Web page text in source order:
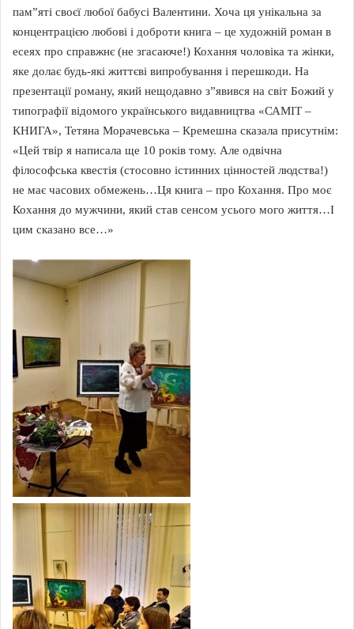
пам”яті своєї любої бабусі Валентини. Хоча ця унікальна за
концентрацією любові і доброти книга – це художній роман в
есеях про справжнє (не згасаюче!) Кохання чоловіка та жінки,
яке долає будь-які життєві випробування і перешкоди. На
презентації роману, який нещодавно з”явився на світ Божий у
типографії відомого українського видавництва «САМІТ –
КНИГА», Тетяна Морачевська – Кремешна сказала присутнім:
«Цей твір я написала ще 10 років тому. Але одвічна
філософська квестія (стосовно істинних цінностей людства!)
не має часових обмежень…Ця книга – про Кохання. Про моє
Кохання до мужчини, який став сенсом усього мого життя…І
цим сказано все…»